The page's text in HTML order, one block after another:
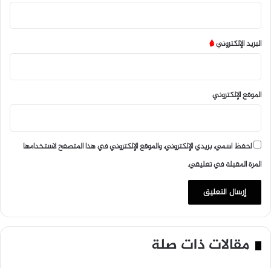
البريد الإلكتروني*
الموقع الإلكتروني
احفظ اسمي، بريدي الإلكتروني، والموقع الإلكتروني في هذا المتصفح لاستخدامها
المرة المقبلة في تعليقي.
مقالات ذات صلة